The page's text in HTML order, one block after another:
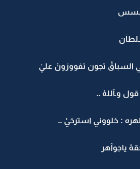
السباقْ تجون تفووزونْ عليْ
وـآللهْ ..
: خلووني استرخيْ ..
ياجوآهر